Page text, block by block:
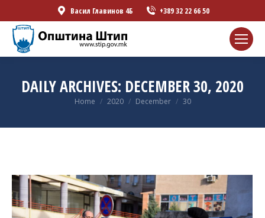
Васил Главинов 4Б +389 32 22 66 50
DAILY ARCHIVES: DECEMBER 30, 2020
You are here:
Home 2020 December 30